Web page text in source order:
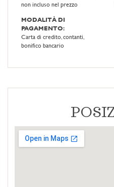
non incluso nel prezzo
MODALITÀ DI
PAGAMENTO:
Carta di credito, contanti,
bonifico bancario